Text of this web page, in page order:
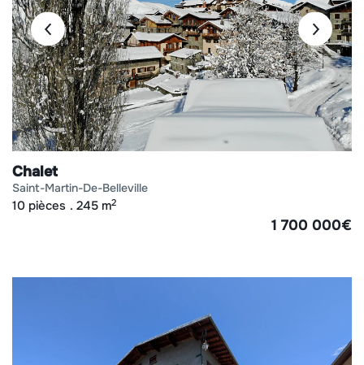
Chalet
saint-martin-de-belleville
10 pièces 245 m2
1 700 000€